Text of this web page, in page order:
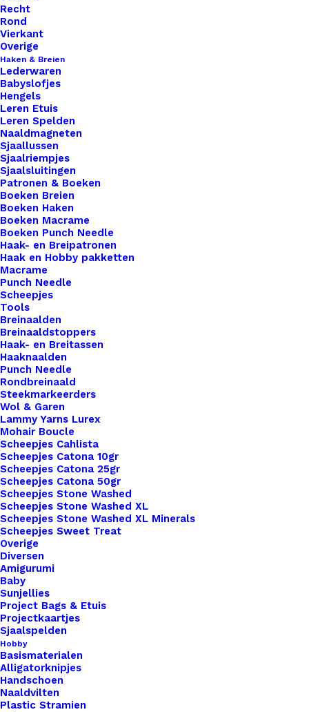
Recht
Rond
Vierkant
Overige
Haken & Breien
Lederwaren
Babyslofjes
Hengels
Leren Etuis
Leren Spelden
Naaldmagneten
Sjaallussen
Sjaalriempjes
Sjaalsluitingen
Patronen & Boeken
Boeken Breien
Boeken Haken
Boeken Macrame
Boeken Punch Needle
Haak- en Breipatronen
Haak en Hobby pakketten
Macrame
Punch Needle
Scheepjes
Tools
Breinaalden
Breinaaldstoppers
Haak- en Breitassen
Haaknaalden
Punch Needle
Rondbreinaald
Steekmarkeerders
Wol & Garen
Lammy Yarns Lurex
Mohair Boucle
Scheepjes Cahlista
Scheepjes Catona 10gr
Scheepjes Catona 25gr
Scheepjes Catona 50gr
Scheepjes Stone Washed
Scheepjes Stone Washed XL
Scheepjes Stone Washed XL Minerals
Scheepjes Sweet Treat
Overige
Diversen
Amigurumi
Baby
Sunjellies
Project Bags & Etuis
Projectkaartjes
Sjaalspelden
Hobby
Basismaterialen
Alligatorknipjes
Handschoen
Naaldvilten
Plastic Stramien
Little Label Live Love
Create
€1,00
Op zoek naar een manier om je handgemaakte
haak- en breiwerken naar een hoger niveau te
tillen? Onze leren Little Labels zijn de perfecte
keuze om jouw creaties te voorzien van een
onderscheidend en professioneel tintje. Wat onze
Little Labels echt bijzonder maakt, is hun formaat
en opvallende aanwezigheid. Deze smalle labels
zijn perfect om je haak- en breiwerk te markeren
en een statement te maken met je creaties. Of je
nu een deken, trui, tas of ander handgemaakt item
maakt, onze Little labels zullen gegarandeerd de
aandacht trekken. Bij De Haakfabriek Webshop
bieden we een verscheidenheid aan
bevestigingsopties voor onze leren Little Labels,
waaronder drukknopen, schroefsluitingen,
aannaaien en leren vetersluitingen. Of je nu de
voorkeur geeft aan een snelle en eenvoudige
bevestiging met drukknopen, een veilige
bevestiging met schroeven, of een meer
traditionele look met aannaaien of vetersluiting,
wij hebben de perfecte optie voor jou. Onze leren
Little labels zijn gemaakt van hoogwaardig leer,
wat zorgt voor duurzaamheid en een luxe
uitstraling. Bovendien bieden we een breed scala
aan lettertypen, kleuren en personalisatieopties,
zodat je jouw labels kunt aanpassen aan jouw
unieke stijl en merk. Ontdek vandaag nog de
mogelijkheden van onze leren Little Labels en
geef je haak- en breiwerk de finishing touch die
het verdient. Bestel nu en maak indruk met je
creatieve meesterwerken!
Kleur